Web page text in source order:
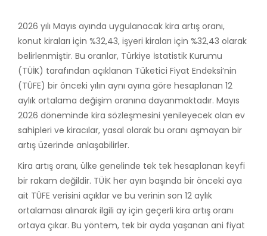
2026 yılı Mayıs ayında uygulanacak kira artış oranı,
konut kiraları için %32,43, işyeri kiraları için %32,43 olarak
belirlenmiştir. Bu oranlar, Türkiye İstatistik Kurumu
(TÜİK) tarafından açıklanan Tüketici Fiyat Endeksi’nin
(TÜFE) bir önceki yılın aynı ayına göre hesaplanan 12
aylık ortalama değişim oranına dayanmaktadır. Mayıs
2026 döneminde kira sözleşmesini yenileyecek olan ev
sahipleri ve kiracılar, yasal olarak bu oranı aşmayan bir
artış üzerinde anlaşabilirler.
Kira artış oranı, ülke genelinde tek tek hesaplanan keyfi
bir rakam değildir. TÜİK her ayın başında bir önceki aya
ait TÜFE verisini açıklar ve bu verinin son 12 aylık
ortalaması alınarak ilgili ay için geçerli kira artış oranı
ortaya çıkar. Bu yöntem, tek bir ayda yaşanan ani fiyat